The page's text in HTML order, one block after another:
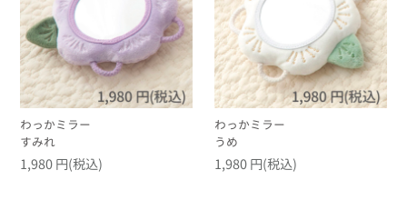
わっかミラー
すみれ
1,980 円(税込)
わっかミラー
うめ
1,980 円(税込)